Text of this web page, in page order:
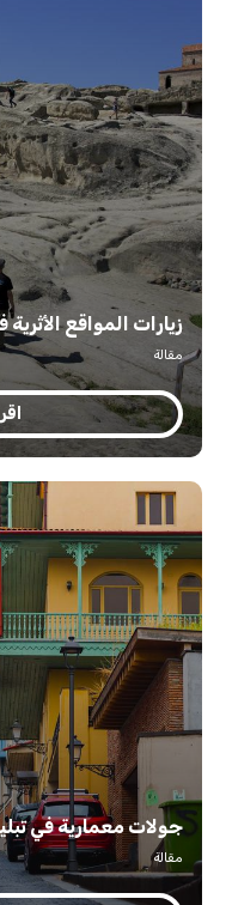
زيارات المواقع
مقالة
جولات معمارية في
مقالة